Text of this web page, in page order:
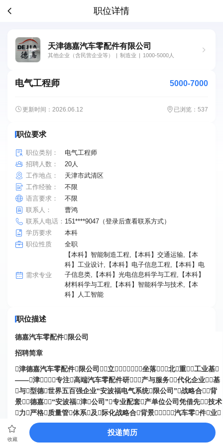
职位详情
天津德嘉汽车零配件有限公司
其他企业（含民营企业等） | 制造业 | 1000-5000人
电气工程师 5000-7000
更新时间：2026.06.12 已浏览：537
职位要求
职位类别：
电气工程师
招聘人数：
20人
工作地点：
天津市武清区
工作经验：
不限
语言要求：
不限
联系人：
曹鸿
联系人电话： 151****9047（登录后查看联系方式）
学历要求
本科
职位性质
全职
需求专业
【本科】智能制造工程,【本科】交通运输,【本
科】工业设计,【本科】电子信息工程,【本科】电
子信息类,【本科】光电信息科学与工程,【本科】
材料科学与工程,【本科】智能科学与技术,【本
科】人工智能
职位描述
德嘉汽车零配件限公司
招聘简章
津德嘉汽车零配件限公司立坐落北重工业基
——津专注高端汽车零配件研产与服务代化企业基
与型德世界五百强企业“安波福电气系统限公司”战略合背
景德嘉“安波福津公司”专业配套产单位公司凭借先技术
力严格质量管体系及际化战略合背景汽车零件业
重参与者致力全球客户提供高品质汽车配套解决案
依托世界五百强企业环境设备技术等软硬件优势公司
技术支
收藏
投递简历